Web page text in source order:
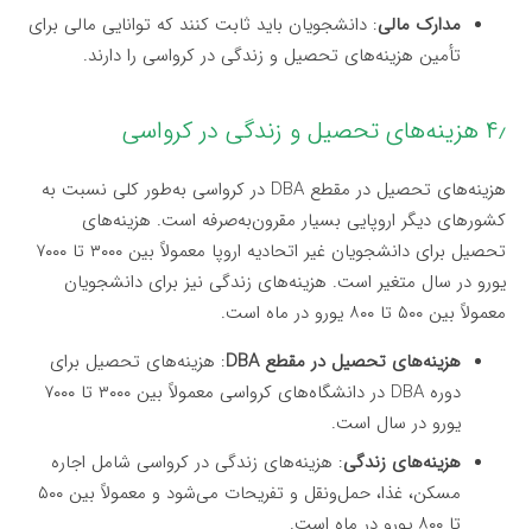
مدارک مالی: دانشجویان باید ثابت کنند که توانایی مالی برای
تأمین هزینه‌های تحصیل و زندگی در کرواسی را دارند.
۴٫ هزینه‌های تحصیل و زندگی در کرواسی
هزینه‌های تحصیل در مقطع DBA در کرواسی به‌طور کلی نسبت به
کشورهای دیگر اروپایی بسیار مقرون‌به‌صرفه است. هزینه‌های
تحصیل برای دانشجویان غیر اتحادیه اروپا معمولاً بین ۳۰۰۰ تا ۷۰۰۰
یورو در سال متغیر است. هزینه‌های زندگی نیز برای دانشجویان
معمولاً بین ۵۰۰ تا ۸۰۰ یورو در ماه است.
هزینه‌های تحصیل در مقطع DBA
: هزینه‌های تحصیل برای
دوره DBA در دانشگاه‌های کرواسی معمولاً بین ۳۰۰۰ تا ۷۰۰۰
یورو در سال است.
هزینه‌های زندگی: هزینه‌های زندگی در کرواسی شامل اجاره
مسکن، غذا، حمل‌ونقل و تفریحات می‌شود و معمولاً بین ۵۰۰